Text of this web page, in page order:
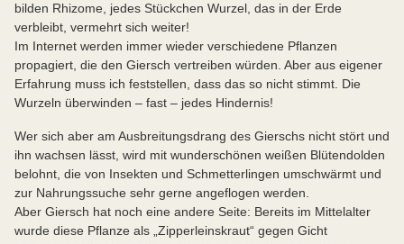
bilden Rhizome, jedes Stückchen Wurzel, das in der Erde
verbleibt, vermehrt sich weiter!
Im Internet werden immer wieder verschiedene Pflanzen
propagiert, die den Giersch vertreiben würden. Aber aus eigener
Erfahrung muss ich feststellen, dass das so nicht stimmt. Die
Wurzeln überwinden – fast – jedes Hindernis!
Wer sich aber am Ausbreitungsdrang des Gierschs nicht stört und
ihn wachsen lässt, wird mit wunderschönen weißen Blütendolden
belohnt, die von Insekten und Schmetterlingen umschwärmt und
zur Nahrungssuche sehr gerne angeflogen werden.
Aber Giersch hat noch eine andere Seite: Bereits im Mittelalter
wurde diese Pflanze als „Zipperleinskraut“ gegen Gicht